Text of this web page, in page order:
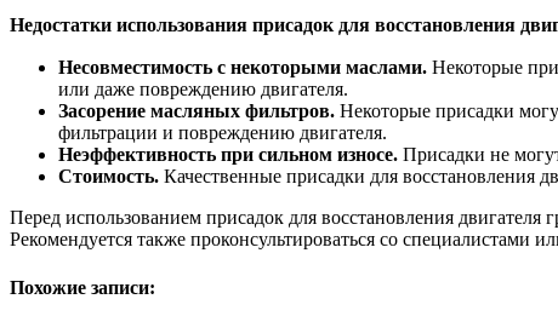
Недостатки использования присадок для восстановления
Несовместимость с некоторыми маслами. Некоторые
или даже повреждению двигателя.
Засорение масляных фильтров. Некоторые присадки
фильтрации и повреждению двигателя.
Неэффективность при сильном износе. Присадки не
Стоимость. Качественные присадки для восстановления
Перед использованием присадок для восстановления двигателя
Рекомендуется также проконсультироваться со
Похожие записи: